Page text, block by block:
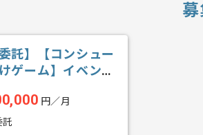
委託】【コンシュー
ゲーム】イベント
円／月
託